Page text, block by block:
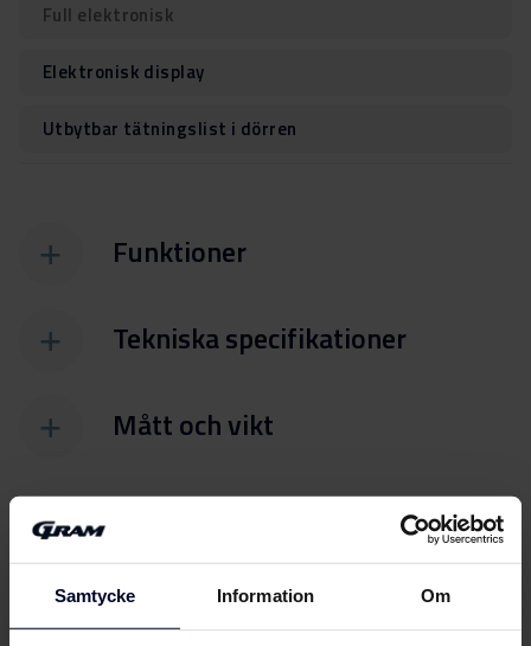
Samtycke Information Om
Full elektronisk
Elektronisk display
Utbytbar tätningslist i dörren
Funktioner
Tekniska specifikationer
Mått och vikt